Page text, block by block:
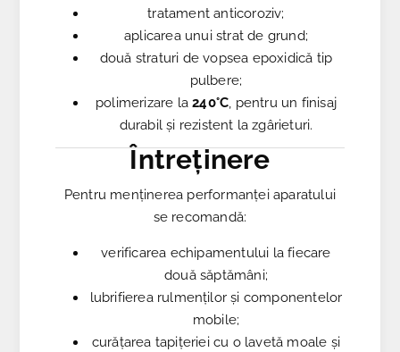
tratament anticoroziv;
aplicarea unui strat de grund;
două straturi de vopsea epoxidică tip
pulbere;
polimerizare la240°C, pentru un finisaj
durabil și rezistent la zgârieturi.
Întreținere
Pentru menținerea performanței aparatului
se recomandă:
verificarea echipamentului la fiecare
două săptămâni;
lubrifierea rulmenților și componentelor
mobile;
curățarea tapițeriei cu o lavetă moale și